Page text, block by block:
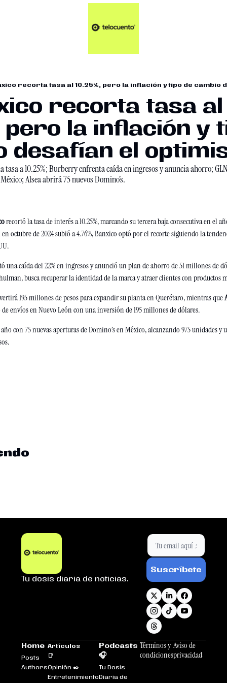
Artículos 📑
Plus 💎
Entretenimiento🥤
recorta tasa al 10.25%, pero la inflación y tipo de cambio
recorta tasa al
pero la inflación y
desafían el
tasa a 10.25%; Burberry enfrenta caída en ingresos y anuncia ahorro;
Alsea abrirá 75 nuevos Domino’s.
recortó la tasa de interés a 10.25%, marcando su tercera baja consecutiva en el
octubre de 2024 subió a 4.76%, Banxico optó por el recorte siguiendo la
una caída del 22% en ingresos y anunció un plan de ahorro de 51 millones de
busca recuperar la identidad de la marca y atraer clientes con productos
195 millones de pesos para expandir su planta en Querétaro, mientras que
envíos en Nuevo León con una inversión de 195 millones de dólares.
con 75 nuevas aperturas de Domino’s en México, alcanzando 975 unidades y
Tu dosis diaria de noticias.
Suscríbete
Home
Posts
Authors
Artículos
📑
Opinión ✒️
Entretenimiento
Podcasts
🎧
Tu Dosis
Diaria de
Términos y
condiciones
Aviso de
privacidad